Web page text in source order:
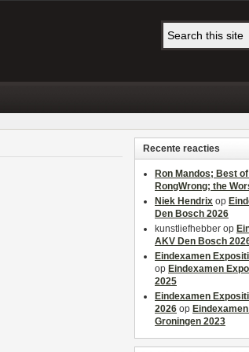
Recente reacties
Ron Mandos; Best
RongWrong; the
Niek Hendrix op
Den Bosch 2026
kunstliefhebber op
AKV Den Bosch
Eindexamen
op Eindexamen
2025
Eindexamen
2026 op
Groningen 2023